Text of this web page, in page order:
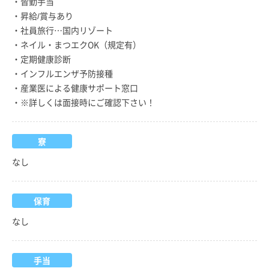
・昇給/賞与あり
・社員旅行…国内リゾート
・ネイル・まつエクOK（規定有）
・定期健康診断
・インフルエンザ予防接種
・産業医による健康サポート窓口
・※詳しくは面接時にご確認下さい！
寮
なし
保育
なし
手当